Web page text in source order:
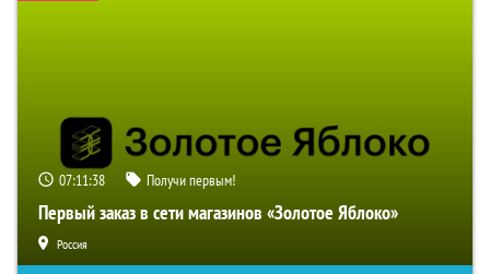
07:11:37 Получи первым!
Первый заказ в сети магазинов «Золотое Яблоко»
Россия